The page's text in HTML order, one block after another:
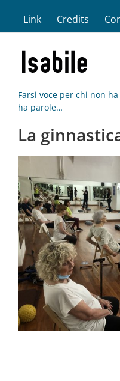
contenuto
Link Credits
Farsi voce per chi non
ha parole…
La